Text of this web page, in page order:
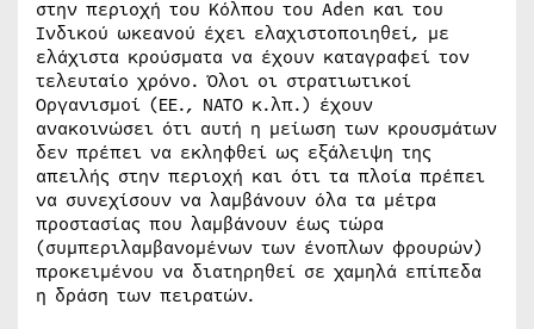
στην περιοχή του Κόλπου του Aden και του
Ινδικού ωκεανού έχει ελαχιστοποιηθεί, με
ελάχιστα κρούσματα να έχουν καταγραφεί τον
τελευταίο χρόνο. Όλοι οι στρατιωτικοί
Οργανισμοί (ΕΕ., ΝΑΤΟ κ.λπ.) έχουν
ανακοινώσει ότι αυτή η μείωση των κρουσμάτων
δεν πρέπει να εκληφθεί ως εξάλειψη της
απειλής στην περιοχή και ότι τα πλοία πρέπει
να συνεχίσουν να λαμβάνουν όλα τα μέτρα
προστασίας που λαμβάνουν έως τώρα
(συμπεριλαμβανομένων των ένοπλων φρουρών)
προκειμένου να διατηρηθεί σε χαμηλά επίπεδα
η δράση των πειρατών.